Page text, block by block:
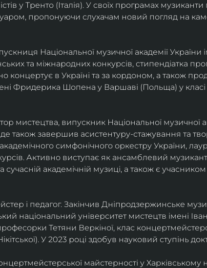
у Тренто (Італія). У своїх програмах
пропонуючи слухачам новий погляд на
Національної музичної академії України
та міжнародних конкурсів, стипендіатка
концертує в Україні та за кордоном, а також
Фридерика Шопена у Варшаві (Польща) у
мистецтва, випускник Національної музичної
також завершив асистентуру-стажування та
симфонічного оркестру України,
Активно виступає як ансамблевий
сучасній академічній музиці, а також є
і педагог. Закінчив Дніпродзержинське
національний університет мистецтв імені
Тетяни Веркіної, клас
У 2023 році здобув науковий ступінь
майстерності у Харківському